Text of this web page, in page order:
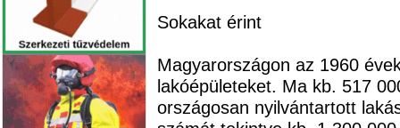
Sokakat érint
Magyarországon az 1960
lakóépületeket. Ma kb. 517
országosan nyilvántartott